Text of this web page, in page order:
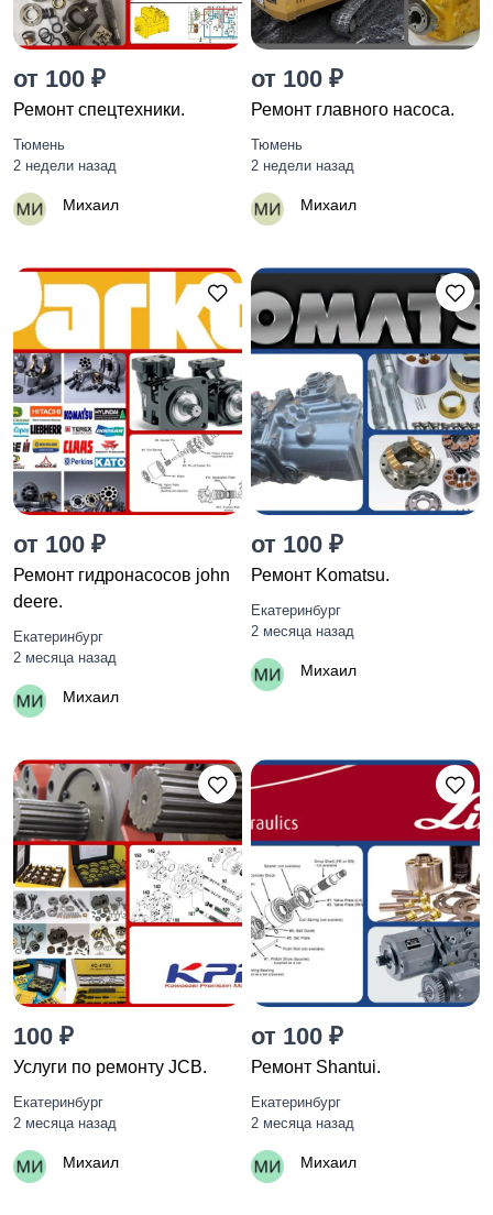
от 100 ₽
Ремонт спецтехники.
Тюмень
2 недели назад
Михаил
от 100 ₽
Ремонт главного насоса.
Тюмень
2 недели назад
Михаил
от 100 ₽
Ремонт гидронасосов john
deere.
Екатеринбург
2 месяца назад
Михаил
от 100 ₽
Ремонт Komatsu.
Екатеринбург
2 месяца назад
Михаил
100 ₽
Услуги по ремонту JCB.
Екатеринбург
2 месяца назад
Михаил
от 100 ₽
Ремонт Shantui.
Екатеринбург
2 месяца назад
Михаил